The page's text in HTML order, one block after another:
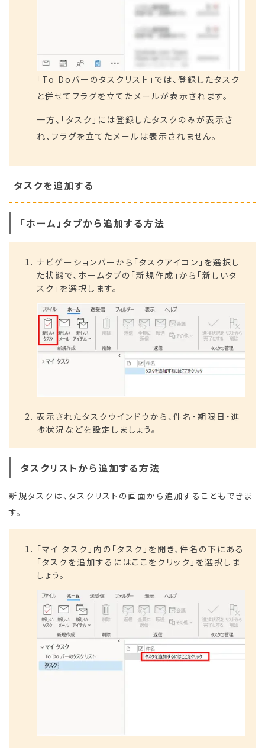
「To Doバーのタスクリスト」では、登録したタスク
と併せてフラグを立てたメールが表示されます。
一方、「タスク」には登録したタスクのみが表示さ
れ、フラグを立てたメールは表示されません。
タスクを追加する
「ホーム」タブから追加する方法
ナビゲーションバーから「タスクアイコン」を選択し
た状態で、ホームタブの「新規作成」から「新しいタ
スク」を選択します。
表示されたタスクウインドウから、件名・期限日・進
捗状況などを設定しましょう。
タスクリストから追加する方法
新規タスクは、タスクリストの画面から追加することもできま
す。
「マイ タスク」内の「タスク」を開き、件名の下にある
「タスクを追加するにはここをクリック」を選択しま
しょう。